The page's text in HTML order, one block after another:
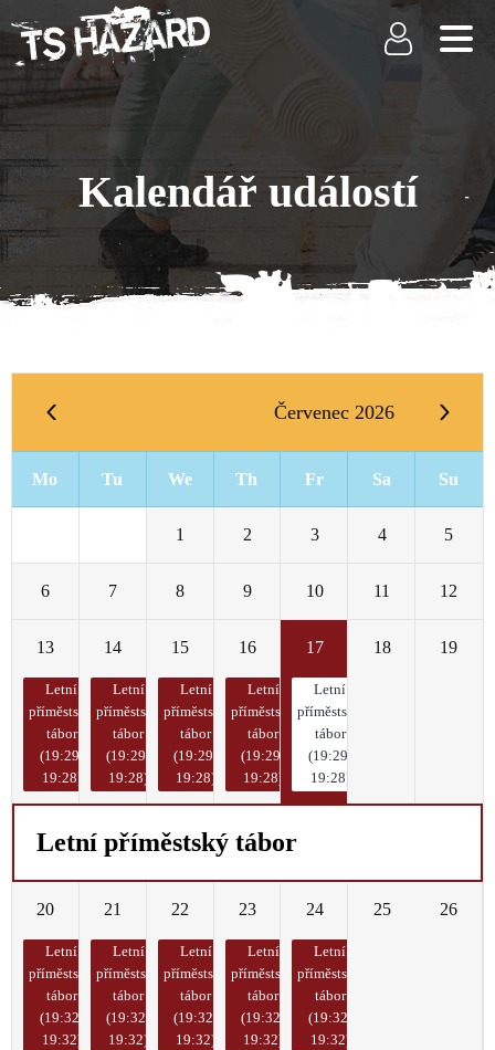
Kalendář událostí
Červenec 2026
Mo Tu We Th Fr Sa Su
1 2 3 4 5
6 7 8 9 10 11 12
13
Letní
příměstský
tábor
(19:29-
19:28)
14
Letní
příměstský
tábor
(19:29-
19:28)
15
Letní
příměstský
tábor
(19:29-
19:28)
16
Letní
příměstský
tábor
(19:29-
19:28)
17
Letní
příměstský
tábor
(19:29-
19:28)
18 19
Letní příměstský tábor
20
Letní
příměstský
tábor
(19:32-
19:32)
21
Letní
příměstský
tábor
(19:32-
19:32)
22
Letní
příměstský
tábor
(19:32-
19:32)
23
Letní
příměstský
tábor
(19:32-
19:32)
24
Letní
příměstský
tábor
(19:32-
19:32)
25 26